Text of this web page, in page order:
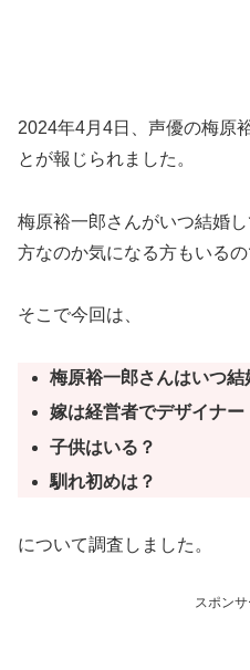
2024年4月4日、声優の梅原
とが報じられました。
梅原裕一郎さんがいつ結婚
方なのか気になる方もいる
そこで今回は、
梅原裕一郎さんはいつ結
嫁は経営者でデザイナー
子供はいる？
馴れ初めは？
について調査しました。
スポン